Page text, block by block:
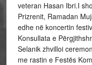
veteran Hasan Ibri.I
Prizrenit, Ramadan
edhe në koncertin
Konsullata e
Selanik zhvilloi
me rastin e Festës